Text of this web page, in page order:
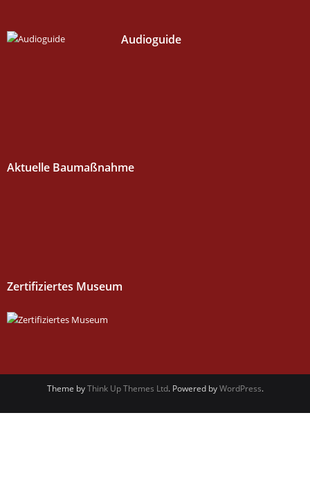
Audioguide
Aktuelle Baumaßnahme
Zertifiziertes Museum
Theme byThink Up Themes Ltd. Powered byWordPress.